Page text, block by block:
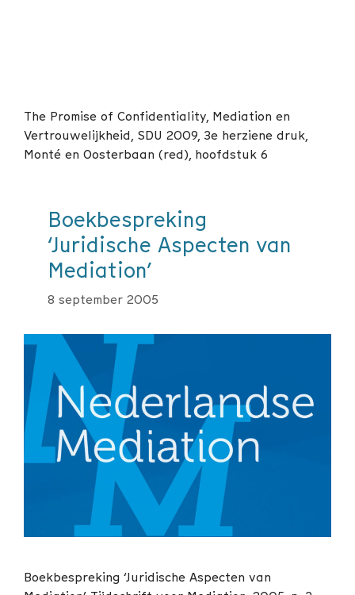
The Promise of Confidentiality, Mediation en
Vertrouwelijkheid, SDU 2009, 3e herziene druk,
Monté en Oosterbaan (red), hoofdstuk 6
Boekbespreking
‘Juridische Aspecten van
Mediation’
8 september 2005
Boekbespreking ‘Juridische Aspecten van